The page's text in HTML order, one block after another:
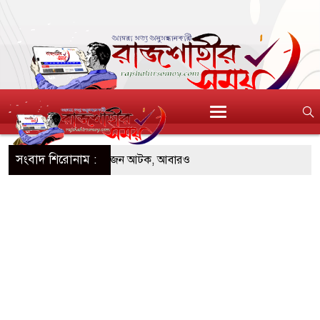
সংবাদ শিরোনাম :
পরিচয়ে দুইজন আটক, আবারও